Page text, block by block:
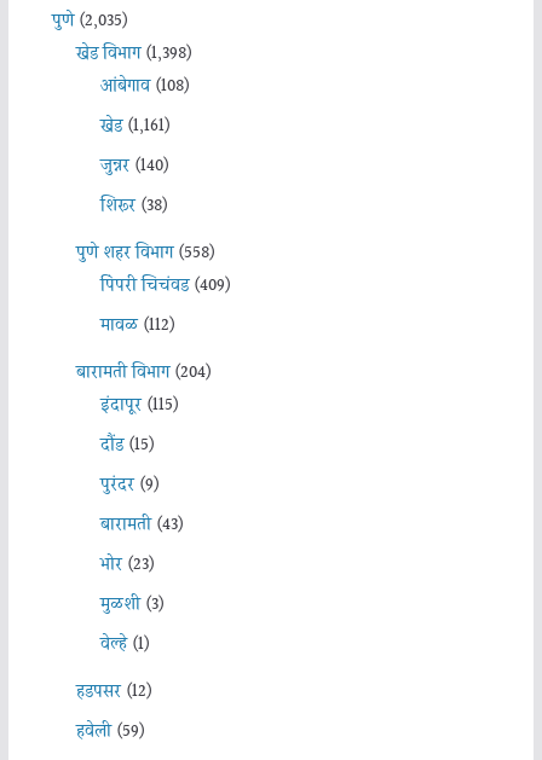
पुणे(2,035)
खेड विभाग(1,398)
आंबेगाव(108)
खेड(1,161)
जुन्नर(140)
शिरूर(38)
पुणे शहर विभाग(558)
पिंपरी चिचंवड(409)
मावळ(112)
बारामती विभाग(204)
इंदापूर(115)
दौंड(15)
पुरंदर(9)
बारामती(43)
भोर(23)
मुळशी(3)
वेल्हे(1)
हडपसर(12)
हवेली(59)